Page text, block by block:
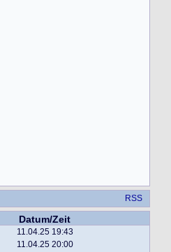
RSS
Datum/Zeit
11.04.25 19:43
11.04.25 20:00